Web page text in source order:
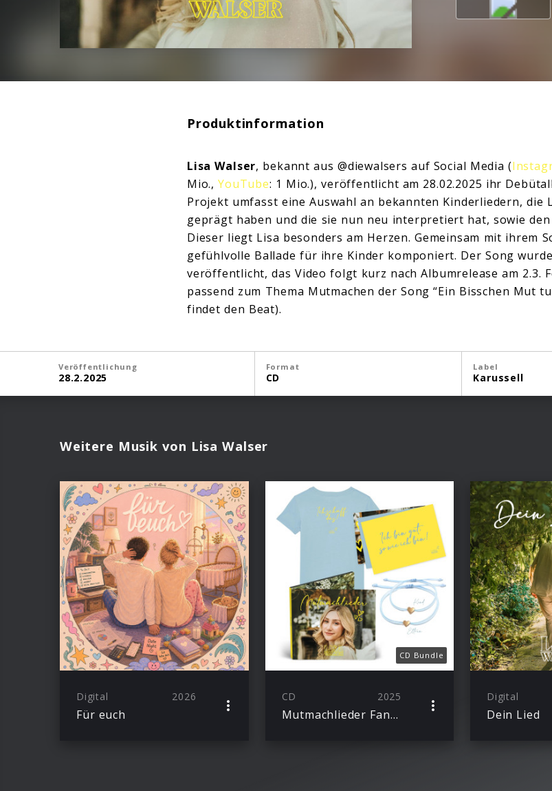
Produktinformation
Lisa Walser, bekannt aus @diewalsers auf Social Media (
Mio.,YouTube: 1 Mio.), veröffentlicht am 28.02.2025 ihr
Projekt umfasst eine Auswahl an bekannten Kinderliedern, die
geprägt haben und die sie nun neu interpretiert hat, sowie den
Dieser liegt Lisa besonders am Herzen. Gemeinsam mit ihrem
gefühlvolle Ballade für ihre Kinder komponiert. Der Song
veröffentlicht, das Video folgt kurz nach Albumrelease am 2.3.
passend zum Thema Mutmachen der Song “Ein Bisschen Mut
findet den Beat).
Veröffentlichung
28.2.2025
Format
CD
Label
Karussell
Weitere Musik von Lisa Walser
Digital 2026
Für euch
CD Bundle
CD 2025
Mutmachlieder Fan-Bundle
Digital
Dein Lied